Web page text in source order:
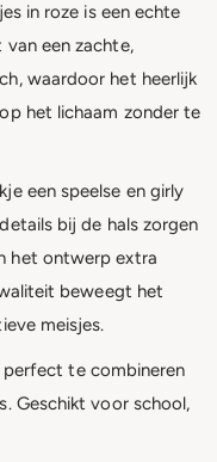
in roze is een echte
een zachte,
waardoor het heerlijk
het lichaam zonder te
een speelse en girly
bij de hals zorgen
het ontwerp extra
beweegt het
meisjes.
perfect te combineren
Geschikt voor school,